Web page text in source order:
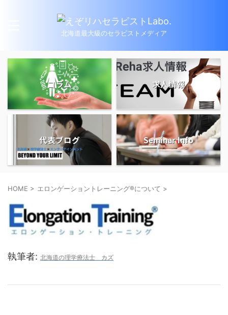
北海道最大級のセラピストメディア
コラム 求人情報
代表ブログ Seminar Info
HOME > エロンゲーショントレーニング®について >
執筆者: 北海道の理学療法士＿カズ